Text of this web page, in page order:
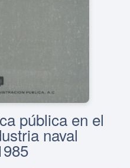
pública en el
naval